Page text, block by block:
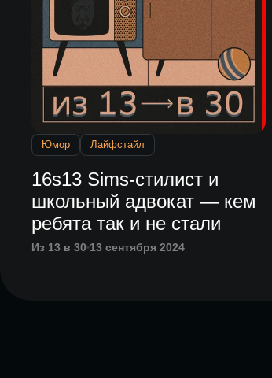
Юмор Лайфстайл
16s13 Sims-стилист и
школьный адвокат — кем
ребята так и не стали
Из 13 в 30 13 сентября 2024